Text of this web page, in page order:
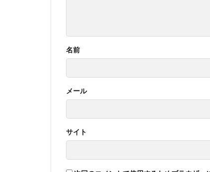
名前
メール
サイト